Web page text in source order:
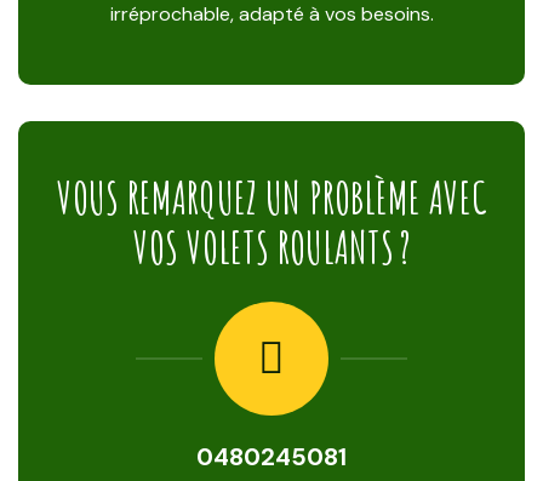
irréprochable, adapté à vos besoins.
VOUS REMARQUEZ UN PROBLÈME AVEC
VOS VOLETS ROULANTS ?
0480245081